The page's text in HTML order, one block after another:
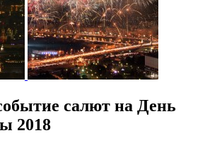
салют на День
2018